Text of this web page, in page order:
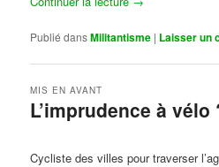
Publié dansMilitantisme | Laisser un
L’imprudence à vélo
MIS EN AVANT
Cycliste des villes pour traverser